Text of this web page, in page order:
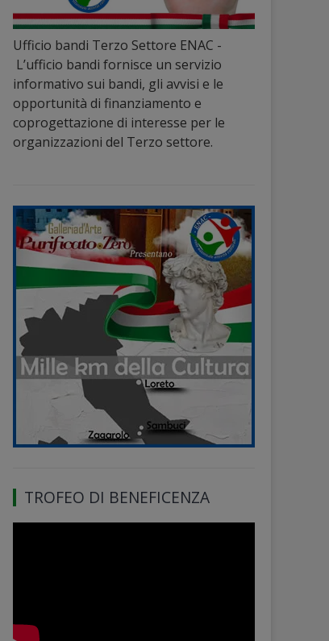
Ufficio bandi Terzo Settore ENAC -
L’ufficio bandi fornisce un servizio
informativo sui bandi, gli avvisi e le
opportunità di finanziamento e
coprogettazione di interesse per le
organizzazioni del Terzo settore.
TROFEO DI BENEFICENZA